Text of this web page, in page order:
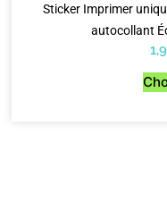
Sticker Imprimer
autocollant